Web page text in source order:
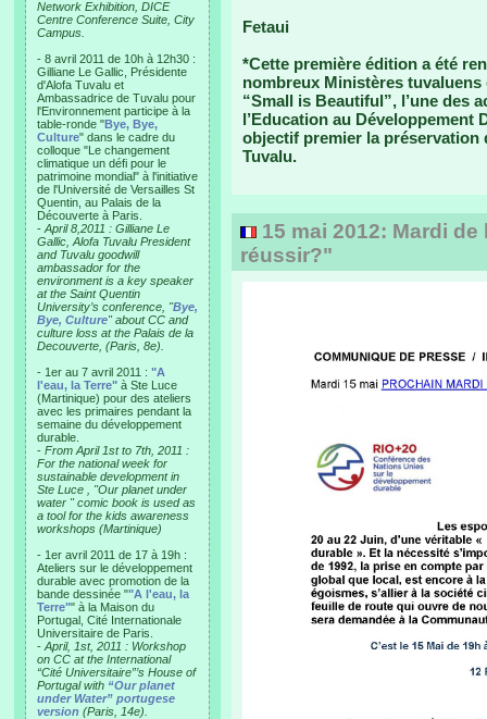
Network Exhibition, DICE
Centre Conference Suite, City
Campus.
- 8 avril 2011 de 10h à 12h30 :
Gilliane Le Gallic, Présidente
d'Alofa Tuvalu et
Ambassadrice de Tuvalu pour
l'Environnement participe à la
table-ronde "Bye, Bye,
Culture" dans le cadre du
colloque "Le changement
climatique un défi pour le
patrimoine mondial" à l'initiative
de l'Université de Versailles St
Quentin, au Palais de la
Découverte à Paris.
- April 8,2011 : Gilliane Le
Gallic, Alofa Tuvalu President
and Tuvalu goodwill
ambassador for the
environment is a key speaker
at the Saint Quentin
University’s conference, "Bye,
Bye, Culture" about CC and
culture loss at the Palais de la
Decouverte, (Paris, 8e).
- 1er au 7 avril 2011 : "A
l'eau, la Terre" à Ste Luce
(Martinique) pour des ateliers
avec les primaires pendant la
semaine du développement
durable.
- From April 1st to 7th, 2011 :
For the national week for
sustainable development in
Ste Luce , "Our planet under
water " comic book is used as
a tool for the kids awareness
workshops (Martinique)
- 1er avril 2011 de 17 à 19h :
Ateliers sur le développement
durable avec promotion de la
bande dessinée ""A l'eau, la
Terre"" à la Maison du
Portugal, Cité Internationale
Universitaire de Paris.
- April, 1st, 2011 : Workshop
on CC at the International
“Cité Universitaire”’s House of
Portugal with “Our planet
under Water” portugese
version (Paris, 14e).
Fetaui
*Cette première édition a été
nombreux Ministères
“Small is Beautiful”, l’une des
l’Education au Développement
objectif premier la préservation
Tuvalu.
15 mai 2012: Mardi
réussir?"